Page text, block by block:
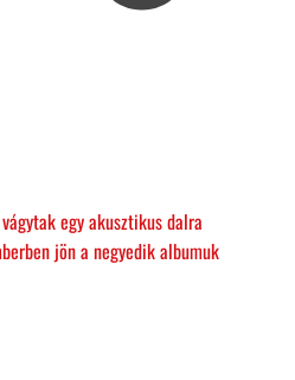
egy akusztikus dalra
jön a negyedik albumuk